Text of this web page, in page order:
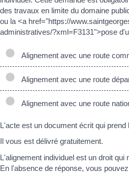
des travaux en limite du domaine
ou la <a href="https://
administratives/?xml=F3131">pose
Alignement avec une route
Alignement avec une route
Alignement avec une route
L'acte est un document écrit qui prend
Il vous est délivré gratuitement.
L'alignement individuel est un droit qui
En l'absence de réponse, vous